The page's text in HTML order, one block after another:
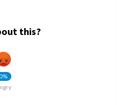
this?